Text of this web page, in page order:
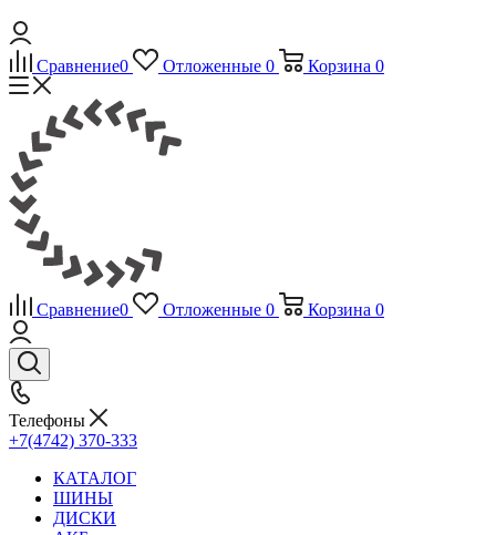
Сравнение0 Отложенные 0 Корзина 0
Сравнение0 Отложенные 0 Корзина 0
Телефоны
+7(4742) 370-333
КАТАЛОГ
ШИНЫ
ДИСКИ